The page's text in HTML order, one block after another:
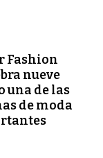
Fashion
nueve
una de las
de moda